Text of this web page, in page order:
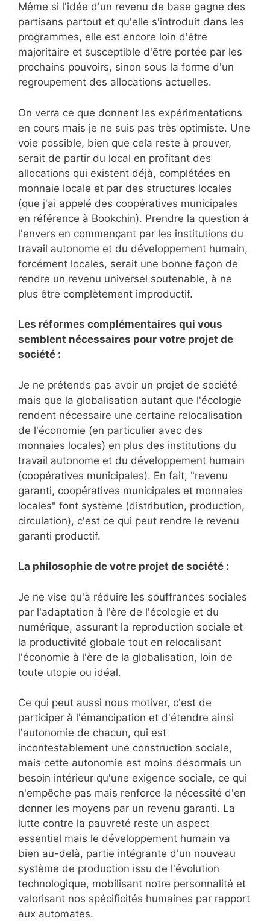
Même si l'idée d'un revenu de base gagne des
partisans partout et qu'elle s'introduit dans les
programmes, elle est encore loin d'être
majoritaire et susceptible d'être portée par les
prochains pouvoirs, sinon sous la forme d'un
regroupement des allocations actuelles.
On verra ce que donnent les expérimentations
en cours mais je ne suis pas très optimiste. Une
voie possible, bien que cela reste à prouver,
serait de partir du local en profitant des
allocations qui existent déjà, complétées en
monnaie locale et par des structures locales
(que j'ai appelé des coopératives municipales
en référence à Bookchin). Prendre la question à
l'envers en commençant par les institutions du
travail autonome et du développement humain,
forcément locales, serait une bonne façon de
rendre un revenu universel soutenable, à ne
plus être complètement improductif.
Les réformes complémentaires qui vous
semblent nécessaires pour votre projet de
société :
Je ne prétends pas avoir un projet de société
mais que la globalisation autant que l'écologie
rendent nécessaire une certaine relocalisation
de l'économie (en particulier avec des
monnaies locales) en plus des institutions du
travail autonome et du développement humain
(coopératives municipales). En fait, "revenu
garanti, coopératives municipales et monnaies
locales" font système (distribution, production,
circulation), c'est ce qui peut rendre le revenu
garanti productif.
La philosophie de votre projet de société :
Je ne vise qu'à réduire les souffrances sociales
par l'adaptation à l'ère de l'écologie et du
numérique, assurant la reproduction sociale et
la productivité globale tout en relocalisant
l'économie à l'ère de la globalisation, loin de
toute utopie ou idéal.
Ce qui peut aussi nous motiver, c'est de
participer à l'émancipation et d'étendre ainsi
l'autonomie de chacun, qui est
incontestablement une construction sociale,
mais cette autonomie est moins désormais un
besoin intérieur qu'une exigence sociale, ce qui
n'empêche pas mais renforce la nécessité d'en
donner les moyens par un revenu garanti. La
lutte contre la pauvreté reste un aspect
essentiel mais le développement humain va
bien au-delà, partie intégrante d'un nouveau
système de production issu de l'évolution
technologique, mobilisant notre personnalité et
valorisant nos spécificités humaines par rapport
aux automates.